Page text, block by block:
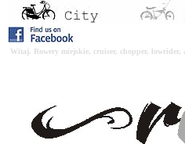
Witaj. Rowery miejskie, cruiser, chopper,